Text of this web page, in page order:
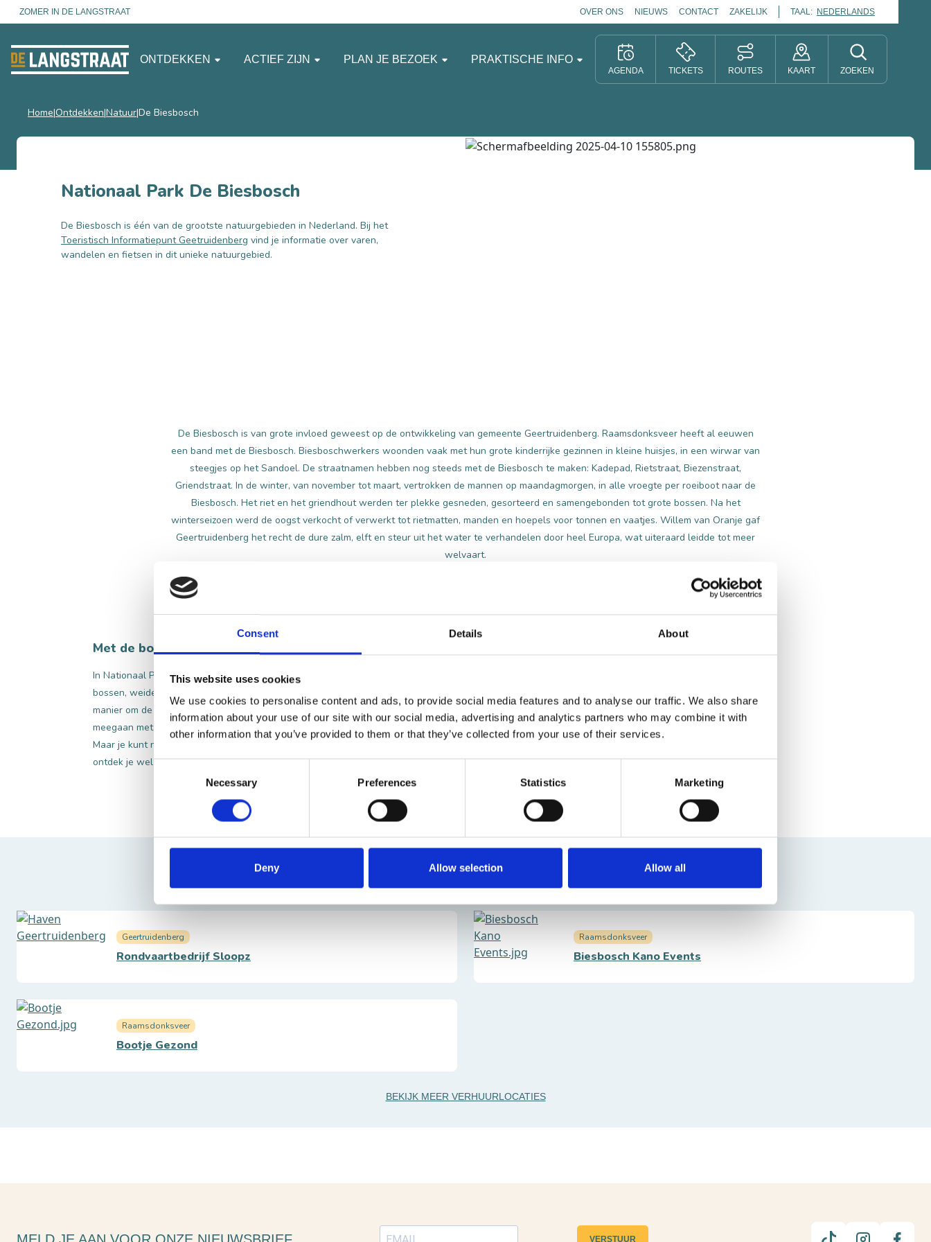
Consent Details About
This website uses cookies
We use cookies to personalise content and ads, to provide social media features and to analyse our traffic. We also share
information about your use of our site with our social media, advertising and analytics partners who may combine it with
other information that you’ve provided to them or that they’ve collected from your use of their services.
Necessary Preferences Statistics Marketing
Deny Allow selection Allow all
ZOMER IN DE LANGSTRAAT OVER ONS NIEUWS CONTACT ZAKELIJK TAAL: NEDERLANDS
ONTDEKKEN ACTIEF ZIJN PLAN JE BEZOEK PRAKTISCHE INFO
AGENDA TICKETS ROUTES KAART ZOEKEN
Home Ontdekken NatuurDe Biesbosch
Nationaal Park De Biesbosch
De Biesbosch is één van de grootste natuurgebieden in Nederland. Bij het
Toeristisch Informatiepunt Geetruidenberg vind je informatie over varen,
wandelen en fietsen in dit unieke natuurgebied.
De Biesbosch is van grote invloed geweest op de ontwikkeling van gemeente Geertruidenberg. Raamsdonksveer heeft al eeuwen
een band met de Biesbosch. Biesboschwerkers woonden vaak met hun grote kinderrijke gezinnen in kleine huisjes, in een wirwar van
steegjes op het Sandoel. De straatnamen hebben nog steeds met de Biesbosch te maken: Kadepad, Rietstraat, Biezenstraat,
Griendstraat. In de winter, van november tot maart, vertrokken de mannen op maandagmorgen, in alle vroegte per roeiboot naar de
Biesbosch. Het riet en het griendhout werden ter plekke gesneden, gesorteerd en samengebonden tot grote bossen. Na het
winterseizoen werd de oogst verkocht of verwerkt tot rietmatten, manden en hoepels voor tonnen en vaatjes. Willem van Oranje gaf
Geertruidenberg het recht de dure zalm, elft en steur uit het water te verhandelen door heel Europa, wat uiteraard leidde tot meer
welvaart.
Met de boot
In Nationaal Park De Biesbosch zijn veel avonturen te beleven. In de wirwar van kreken,
bossen, weides, rietvelden en eilandjes is iedere activiteit een echte expeditie. De ideale
manier om de Biesbosch te verkennen is per boot. Voor een Biesboschexpeditie kun je
meegaan met één van de verschillende tochten onder begeleiding van een Biesboschgids.
Maar je kunt natuurlijk ook zelf op stap. Geniet van de natuur en de stilte... en misschien
ontdek je wel een bever!
BOOTVERHUUR
Geertruidenberg
Rondvaartbedrijf Sloopz
Raamsdonksveer
Biesbosch Kano Events
Raamsdonksveer
Bootje Gezond
BEKIJK MEER VERHUURLOCATIES
VERSTUUR